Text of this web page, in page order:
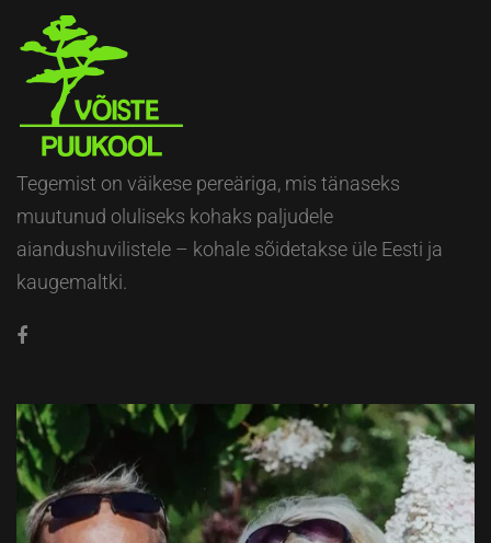
Tegemist on väikese pereäriga, mis tänaseks
muutunud oluliseks kohaks paljudele
aiandushuvilistele – kohale sõidetakse üle Eesti ja
kaugemaltki.